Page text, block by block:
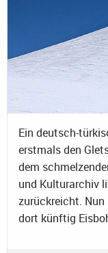
Ein deutsch-
erstmals den
dem
und Kulturarchiv
zurückreicht. Nun
dort künftig